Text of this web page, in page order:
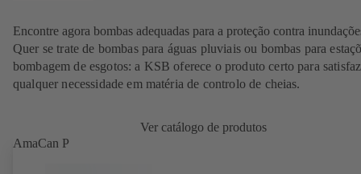
Encontre agora bombas adequadas para a proteção contra
Quer se trate de bombas para águas pluviais ou bombas para
bombagem de esgotos: a KSB oferece o produto certo para
qualquer necessidade em matéria de controlo de cheias.
Ver catálogo de produtos
AmaCan P